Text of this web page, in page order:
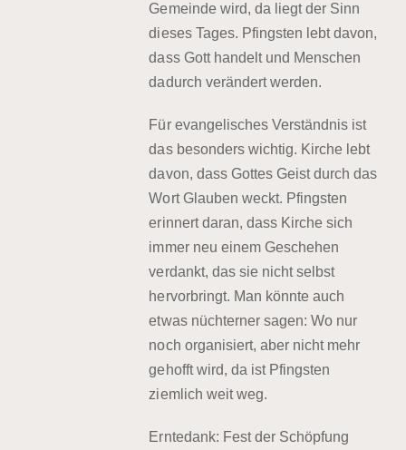
Gemeinde wird, da liegt der Sinn
dieses Tages. Pfingsten lebt davon,
dass Gott handelt und Menschen
dadurch verändert werden.
Für evangelisches Verständnis ist
das besonders wichtig. Kirche lebt
davon, dass Gottes Geist durch das
Wort Glauben weckt. Pfingsten
erinnert daran, dass Kirche sich
immer neu einem Geschehen
verdankt, das sie nicht selbst
hervorbringt. Man könnte auch
etwas nüchterner sagen: Wo nur
noch organisiert, aber nicht mehr
gehofft wird, da ist Pfingsten
ziemlich weit weg.
Erntedank: Fest der Schöpfung